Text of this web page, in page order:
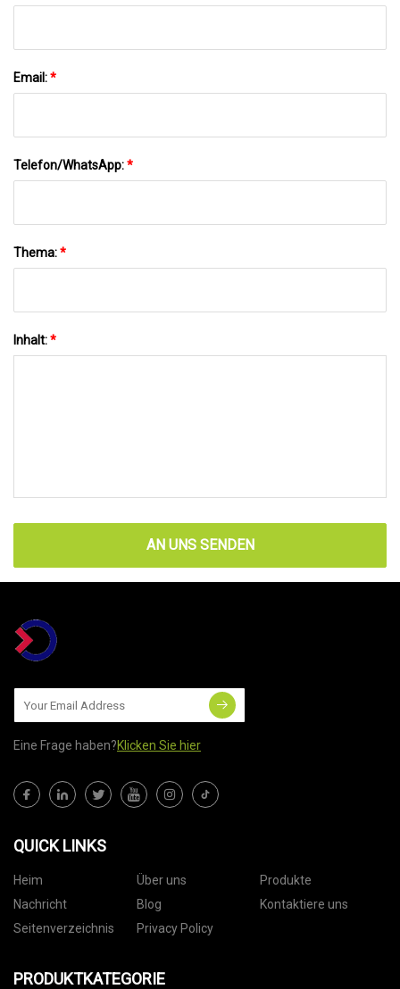
Email:*
Telefon/WhatsApp:*
Thema:*
Inhalt:*
AN UNS SENDEN
Eine Frage haben?Klicken Sie hier
QUICK LINKS
Heim Über uns
Produkte
Nachricht
Blog
Kontaktiere uns
Seitenverzeichnis
Privacy Policy
PRODUKTKATEGORIE